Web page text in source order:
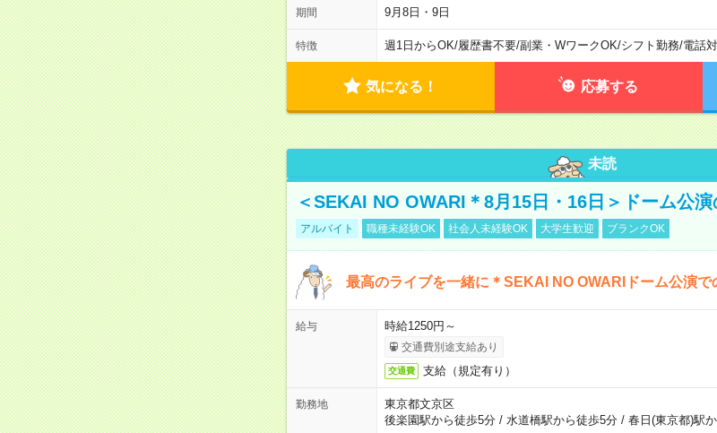
期間 9月8日・9日
特徴 週1日からOK/履歴書不要/副業・WワークOK/シフト勤務/電話
気になる！ 応募する
未読
＜SEKAI NO OWARI＊8月15日・16日＞ドーム公
アルバイト 職種未経験OK 社会人未経験OK 大学生歓迎 ブランクOK
最高のライブを一緒に＊SEKAI NO OWARIドーム公演で
給与 時給1250円～
交通費別途支給あり
交通費 支給（規定有り）
勤務地
東京都文京区
後楽園駅から徒歩5分/ 水道橋駅から徒歩5分/ 春日(東京都)駅